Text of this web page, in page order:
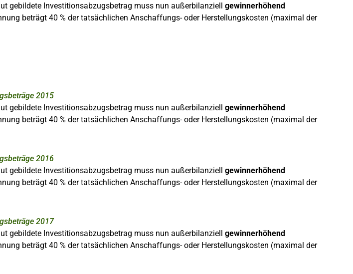
gebildete Investitionsabzugsbetrag muss nun außerbilanziell gewinnerhöhend
beträgt 40 % der tatsächlichen Anschaffungs- oder Herstellungskosten (maximal der
2015
gebildete Investitionsabzugsbetrag muss nun außerbilanziell gewinnerhöhend
beträgt 40 % der tatsächlichen Anschaffungs- oder Herstellungskosten (maximal der
2016
gebildete Investitionsabzugsbetrag muss nun außerbilanziell gewinnerhöhend
beträgt 40 % der tatsächlichen Anschaffungs- oder Herstellungskosten (maximal der
2017
gebildete Investitionsabzugsbetrag muss nun außerbilanziell gewinnerhöhend
beträgt 40 % der tatsächlichen Anschaffungs- oder Herstellungskosten (maximal der